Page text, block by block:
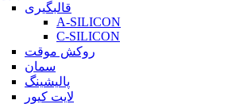
قالبگیری
A-SILICON
C-SILICON
روکش موقت
سمان
پالیشینگ
لایت کیور